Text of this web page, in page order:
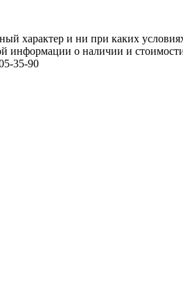
характер и ни при каких
о наличии и
35-90